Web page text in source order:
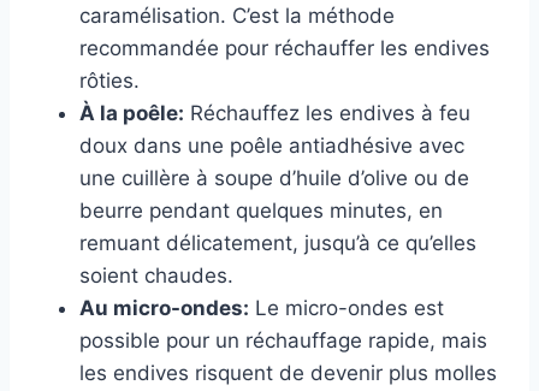
caramélisation. C’est la méthode
recommandée pour réchauffer les endives
rôties.
À la poêle: Réchauffez les endives à feu
doux dans une poêle antiadhésive avec
une cuillère à soupe d’huile d’olive ou de
beurre pendant quelques minutes, en
remuant délicatement, jusqu’à ce qu’elles
soient chaudes.
Au micro-ondes: Le micro-ondes est
possible pour un réchauffage rapide, mais
les endives risquent de devenir plus molles